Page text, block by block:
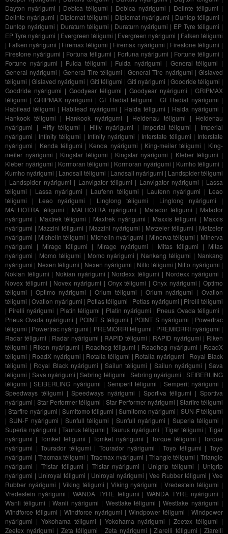
Dayton nyárigumi | Debica téligumi | Debica nyárigumi | Delinte téligumi |
Delinte nyárigumi | Diplomat téligumi | Diplomat nyárigumi | Dunlop téligumi |
Dunlop nyárigumi | Duraturn téligumi | Duraturn nyárigumi | EP Tyre téligumi |
EP Tyre nyárigumi | Evergreen téligumi | Evergreen nyárigumi | Falken téligumi
| Falken nyárigumi | Firemax téligumi | Firemax nyárigumi | Firestone téligumi |
Firestone nyárigumi | Fortuna téligumi | Fortuna nyárigumi | Fortune téligumi |
Fortune nyárigumi | Fulda téligumi | Fulda nyárigumi | General téligumi |
General nyárigumi | General Tire téligumi |General Tire nyárigumi |Gislaved
téligumi |Gislaved nyárigumi | Giti téligumi |Giti nyárigumi | Goodride téligumi |
Goodride nyárigumi | Goodyear téligumi | Goodyear nyárigumi | GRIPMAX
téligumi | GRIPMAX nyárigumi |GT Radial téligumi | GT Radial nyárigumi |
Habilead téligumi | Habilead nyárigumi | Haida téligumi | Haida nyárigumi |
Hankook téligumi | Hankook nyárigumi | Heidenau téligumi | Heidenau
nyárigumi | Hifly téligumi | Hifly nyárigumi | Imperial téligumi | Imperial
nyárigumi | Infinity téligumi | Infinity nyárigumi | Interstate téligumi | Interstate
nyárigumi | Kenda téligumi | Kenda nyárigumi | King-meiler téligumi | King-
meiler nyárigumi | Kingstar téligumi | Kingstar nyárigumi | Kleber téligumi |
Kleber nyárigumi | Kormoran téligumi | Kormoran nyárigumi | Kumho téligumi |
Kumho nyárigumi | Landsail téligumi | Landsail nyárigumi | Landspider téligumi
| Landspider nyárigumi | Lanvigator téligumi | Lanvigator nyárigumi | Lassa
téligumi | Lassa nyárigumi | Laufenn téligumi | Laufenn nyárigumi | Leao
téligumi | Leao nyárigumi | Linglong téligumi | Linglong nyárigumi |
MALHOTRA téligumi | MALHOTRA nyárigumi | Matador téligumi | Matador
nyárigumi | Maxtrek téligumi | Maxtrek nyárigumi | Maxxis téligumi | Maxxis
nyárigumi | Mazzini téligumi | Mazzini nyárigumi | Metzeler téligumi | Metzeler
nyárigumi | Michelin téligumi | Michelin nyárigumi | Minerva téligumi | Minerva
nyárigumi | Mirage téligumi | Mirage nyárigumi | Mitas téligumi | Mitas
nyárigumi | Momo téligumi | Momo nyárigumi | Nankang téligumi | Nankang
nyárigumi | Nexen téligumi | Nexen nyárigumi | Nitto téligumi | Nitto nyárigumi |
Nokian téligumi | Nokian nyárigumi | Nordexx téligumi | Nordexx nyárigumi |
Novex téligumi | Novex nyárigumi | Onyx téligumi | Onyx nyárigumi | Optimo
téligumi | Optimo nyárigumi |Orium téligumi | Orium nyárigumi |Ovation
téligumi |Ovation nyárigumi | Petlas téligumi | Petlas nyárigumi | Pirelli téligumi
| Pirelli nyárigumi | Platin téligumi | Platin nyárigumi | Pneus Ovada téligumi |
Pneus Ovada nyárigumi | POINT S téligumi | POINT S nyárigumi | Powertrac
téligumi | Powertrac nyárigumi | PREMIORRI téligumi | PREMIORRI nyárigumi |
Radar téligumi | Radar nyárigumi | RAPID téligumi | RAPID nyárigumi | Riken
téligumi | Riken nyárigumi | Roadhog téligumi | Roadhog nyárigumi | RoadX
téligumi | RoadX nyárigumi | Rotalla téligumi | Rotalla nyárigumi | Royal Black
téligumi | Royal Black nyárigumi |Sailun téligumi | Sailun nyárigumi |Sava
téligumi | Sava nyárigumi |Sebring téligumi |Sebring nyárigumi |SEIBERLING
téligumi |SEIBERLING nyárigumi |Semperit téligumi | Semperit nyárigumi |
Speedways téligumi |Speedways nyárigumi | Sportiva téligumi |Sportiva
nyárigumi |Star Performer téligumi | Star Performer nyárigumi | Starfire téligumi
|Starfire nyárigumi |Sumitomo téligumi | Sumitomo nyárigumi | SUN-F téligumi
|SUN-F nyárigumi | Sunfull téligumi | Sunfull nyárigumi | Superia téligumi |
Superia nyárigumi |Taurus téligumi | Taurus nyárigumi | Tigar téligumi |Tigar
nyárigumi |Tomket téligumi | Tomket nyárigumi | Torque téligumi |Torque
nyárigumi |Tourador téligumi | Tourador nyárigumi |Toyo téligumi |Toyo
nyárigumi | Tracmax téligumi |Tracmax nyárigumi | Triangle téligumi |Triangle
nyárigumi | Tristar téligumi | Tristar nyárigumi | Unigrip téligumi | Unigrip
nyárigumi | Uniroyal téligumi | Uniroyal nyárigumi |Vee Rubber téligumi |Vee
Rubber nyárigumi | Viking téligumi | Viking nyárigumi |Vredestein téligumi |
Vredestein nyárigumi |WANDA TYRE téligumi | WANDA TYRE nyárigumi |
Wanli téligumi |Wanli nyárigumi | Westlake téligumi |Westlake nyárigumi |
Windforce téligumi | Windforce nyárigumi | Windpower téligumi | Windpower
nyárigumi | Yokohama téligumi | Yokohama nyárigumi |Zeetex téligumi |
Zeetex nyárigumi | Zeta téligumi | Zeta nyárigumi |Ziarelli téligumi | Ziarelli